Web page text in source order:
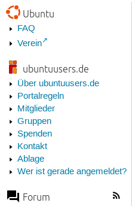
Ubuntu
FAQ
Verein
ubuntuusers.de
Über ubuntuusers.de
Portalregeln
Mitglieder
Gruppen
Spenden
Kontakt
Ablage
Wer ist gerade angemeldet?
Forum